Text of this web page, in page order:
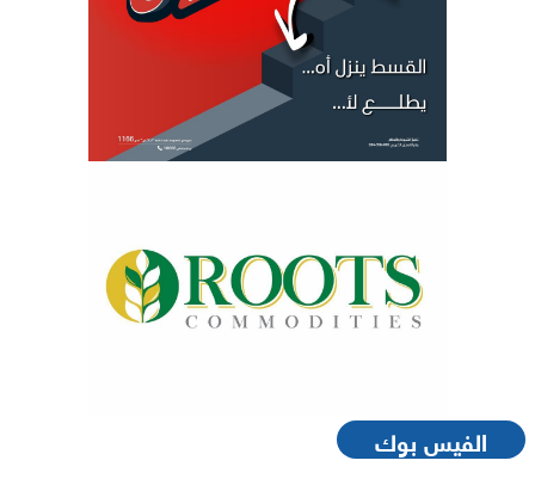
الفيس بوك